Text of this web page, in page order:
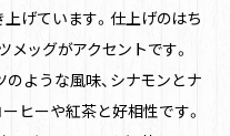
げています。仕上げのはち
メッグがアクセントです。
ような風味、シナモンとナ
ヒーや紅茶と好相性です。